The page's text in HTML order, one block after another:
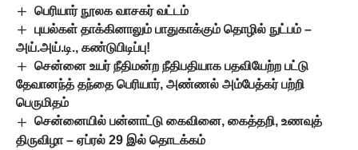
பெரியார் நூலக வாசகர் வட்டம்
புயல்கள் தாக்கினாலும் பாதுகாக்கும் தொழில் நுட்பம் –
அய்.அய்.டி., கண்டுபிடிப்பு!
சென்னை உயர் நீதிமன்ற நீதிபதியாக பதவியேற்ற பட்டு
தேவானந்த் தந்தை பெரியார், அண்ணல் அம்பேத்கர் பற்றி
பெருமிதம்
சென்னையில் பன்னாட்டு கைவினை, கைத்தறி, உணவுத்
திருவிழா – ஏப்ரல் 29 இல் தொடக்கம்